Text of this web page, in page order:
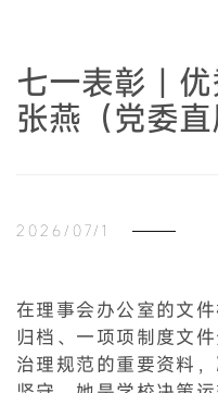
七一表彰丨优
张燕（党委直
2026/07/1
在理事会办公室的文
归档、一项项制度文
治理规范的重要资料